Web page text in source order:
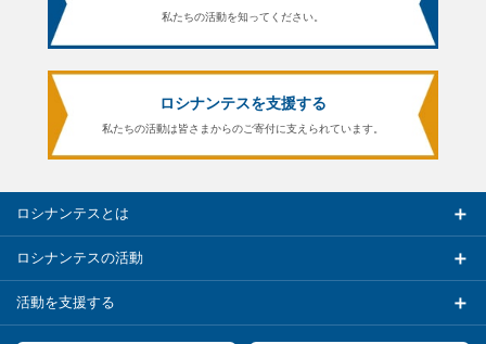
私たちの活動を知ってください。
ロシナンテスを支援する
私たちの活動は皆さまからのご寄付に支えられています。
ロシナンテスとは
ロシナンテスの活動
活動を支援する